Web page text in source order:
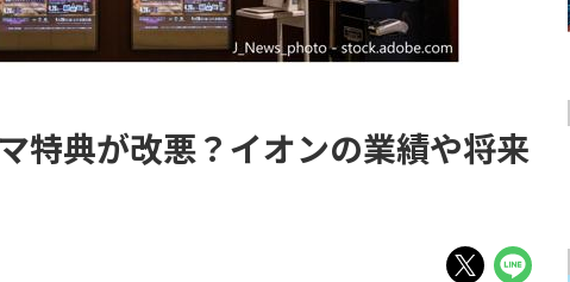
特典が改悪？イオンの業績や将来